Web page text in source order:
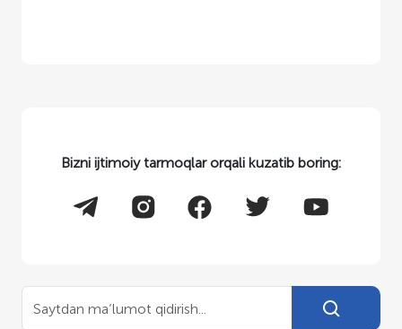
Bizni ijtimoiy tarmoqlar orqali kuzatib boring: